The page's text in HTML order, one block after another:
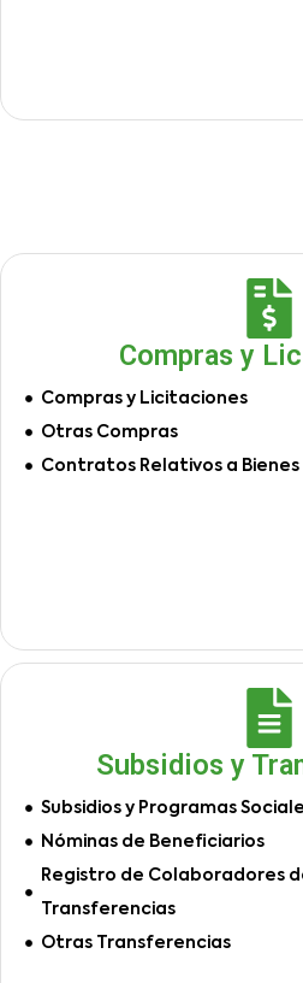
Compras y
Compras y Licitaciones
Otras Compras
Contratos Relativos a Bienes
Subsidios y
Subsidios y Programas
Nóminas de Beneficiarios
Registro de Colaboradores
Transferencias
Otras Transferencias